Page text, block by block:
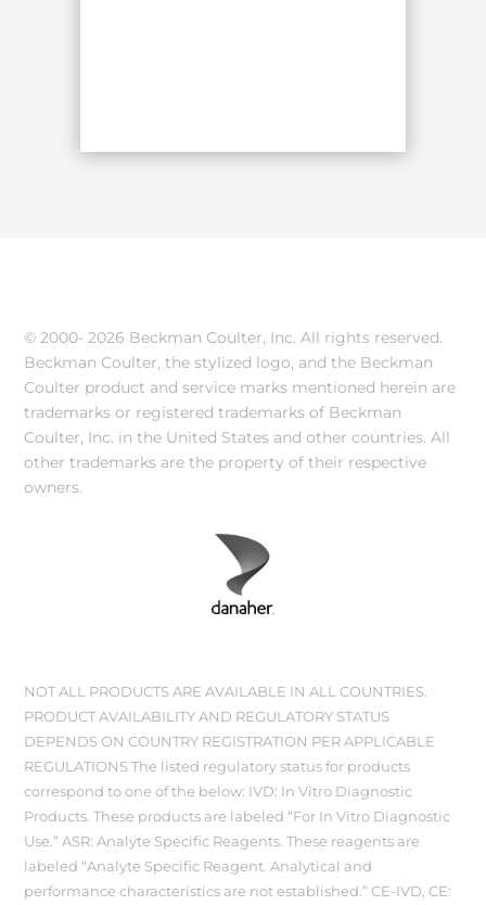
© 2000-2026 Beckman Coulter, Inc. All rights reserved.
Beckman Coulter, the stylized logo, and the Beckman
Coulter product and service marks mentioned herein are
trademarks or registered trademarks of Beckman
Coulter, Inc. in the United States and other countries. All
other trademarks are the property of their respective
owners.
NOT ALL PRODUCTS ARE AVAILABLE IN ALL COUNTRIES.
PRODUCT AVAILABILITY AND REGULATORY STATUS
DEPENDS ON COUNTRY REGISTRATION PER APPLICABLE
REGULATIONS The listed regulatory status for products
correspond to one of the below: IVD: In Vitro Diagnostic
Products. These products are labeled “For In Vitro Diagnostic
Use.” ASR: Analyte Specific Reagents. These reagents are
labeled “Analyte Specific Reagent. Analytical and
performance characteristics are not established.” CE-IVD, CE: